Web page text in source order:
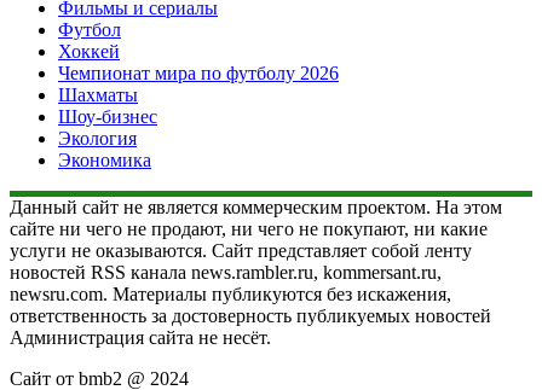
Фильмы и сериалы
Футбол
Хоккей
Чемпионат мира по футболу 2026
Шахматы
Шоу-бизнес
Экология
Экономика
Данный сайт не является коммерческим проектом. На этом
сайте ни чего не продают, ни чего не покупают, ни какие
услуги не оказываются. Сайт представляет собой ленту
новостей RSS канала news.rambler.ru, kommersant.ru,
newsru.com. Материалы публикуются без искажения,
ответственность за достоверность публикуемых новостей
Администрация сайта не несёт.
Сайт от bmb2 @ 2024